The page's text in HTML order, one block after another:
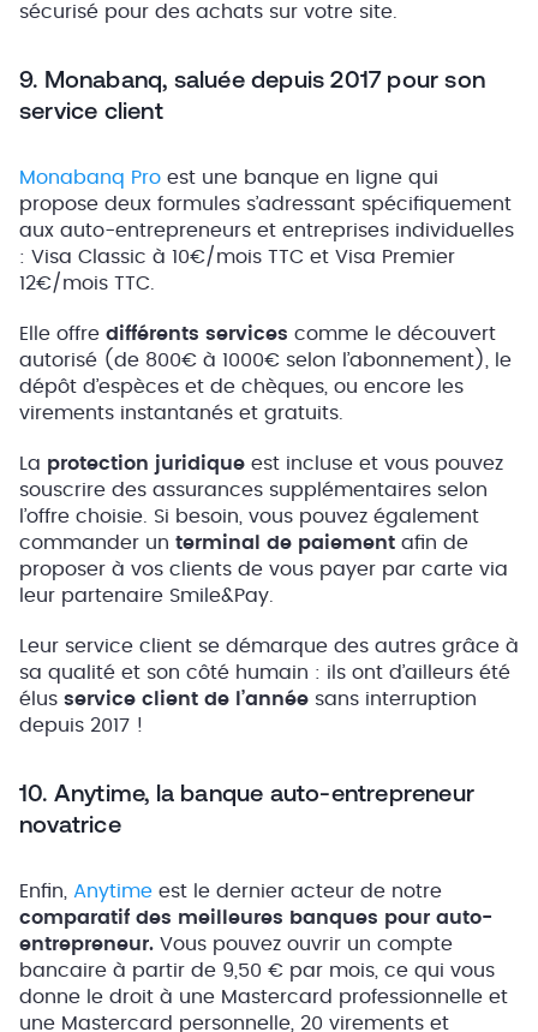
sécurisé pour des achats sur votre site.
9. Monabanq, saluée depuis 2017 pour son
service client
Monabanq Pro est une banque en ligne qui
propose deux formules s’adressant spécifiquement
aux auto-entrepreneurs et entreprises individuelles
: Visa Classic à 10€/mois TTC et Visa Premier
12€/mois TTC.
Elle offre différents services comme le découvert
autorisé (de 800€ à 1000€ selon l’abonnement), le
dépôt d’espèces et de chèques, ou encore les
virements instantanés et gratuits.
La protection juridique est incluse et vous pouvez
souscrire des assurances supplémentaires selon
l’offre choisie. Si besoin, vous pouvez également
commander un terminal de paiement afin de
proposer à vos clients de vous payer par carte via
leur partenaire Smile&Pay.
Leur service client se démarque des autres grâce à
sa qualité et son côté humain : ils ont d’ailleurs été
élus service client de l’année sans interruption
depuis 2017 !
10. Anytime, la banque auto-entrepreneur
novatrice
Enfin, Anytime est le dernier acteur de notre
comparatif des meilleures banques pour auto-
entrepreneur. Vous pouvez ouvrir un compte
bancaire à partir de 9,50 € par mois, ce qui vous
donne le droit à une Mastercard professionnelle et
une Mastercard personnelle, 20 virements et